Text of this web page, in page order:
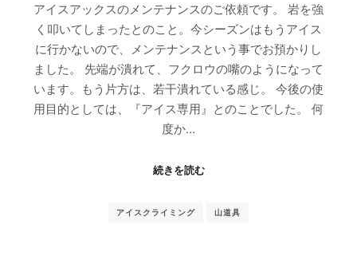
アイスアックスのメンテナンスのご依頼です。 岩を強
く叩いてしまったとのこと。今シーズンはもうアイス
に行かないので、メンテナンスという事でお預かりし
ました。 先端が潰れて、フクロウの嘴のようになって
います。もう片方は、若干潰れている感じ。 今後の使
用目的としては、『アイス専用』とのことでした。 何
度か…
続きを読む
アイスクライミング 山道具